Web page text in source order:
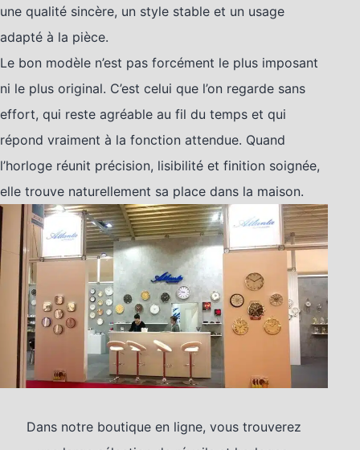
une qualité sincère, un style stable et un usage
adapté à la pièce.
Le bon modèle n’est pas forcément le plus imposant
ni le plus original. C’est celui que l’on regarde sans
effort, qui reste agréable au fil du temps et qui
répond vraiment à la fonction attendue. Quand
l’horloge réunit précision, lisibilité et finition soignée,
elle trouve naturellement sa place dans la maison.
Dans notre boutique en ligne, vous trouverez